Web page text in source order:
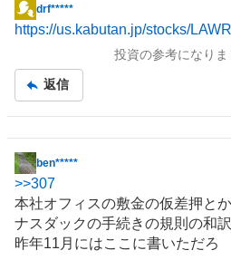
掲
示
事
drf*****
https://us.kabutan.jp/stocks/
投資の参考になりま
返信
掲
示
板
記
事
ben*****
>>307
本社オフィスの敷金の仮差押とか
ナスダックの手続きの規則の和
昨年11月にはここに書いただろ